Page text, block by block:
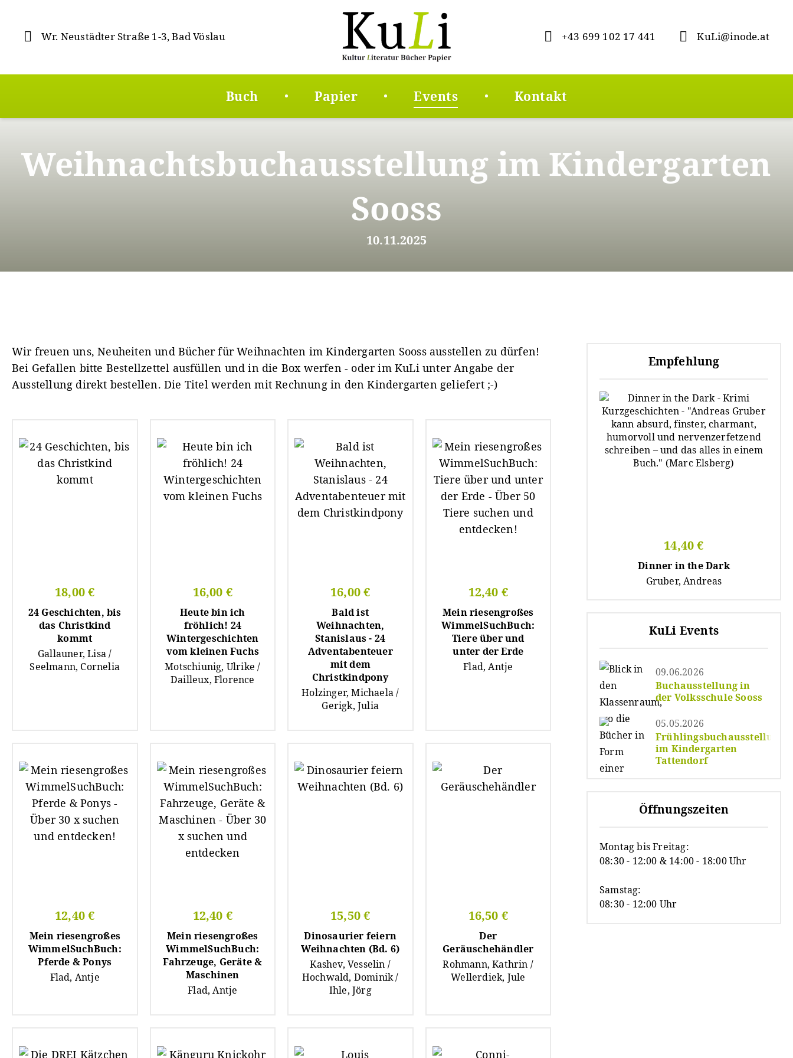
Inhalt
Wr. Neustädter Straße 1-3, Bad Vöslau KuLi@inode.at
+43 699 102 17 441
Buch Papier Events Kontakt
Weihnachtsbuchausstellung im Kindergarten
Sooss
10.11.2025
Wir freuen uns, Neuheiten und Bücher für Weihnachten im Kindergarten Sooss ausstellen zu dürfen!
Bei Gefallen bitte Bestellzettel ausfüllen und in die Box werfen - oder im KuLi unter Angabe der
Ausstellung direkt bestellen. Die Titel werden mit Rechnung in den Kindergarten geliefert ;-)
18,00 €
24 Geschichten, bis
das Christkind
kommt
Gallauner, Lisa /
Seelmann, Cornelia
16,00 €
Heute bin ich
fröhlich! 24
Wintergeschichten
vom kleinen Fuchs
Motschiunig, Ulrike /
Dailleux, Florence
16,00 €
Bald ist
Weihnachten,
Stanislaus - 24
Adventabenteuer
mit dem
Christkindpony
Holzinger, Michaela /
Gerigk, Julia
12,40 €
Mein riesengroßes
WimmelSuchBuch:
Tiere über und
unter der Erde
Flad, Antje
12,40 €
Mein riesengroßes
WimmelSuchBuch:
Pferde & Ponys
Flad, Antje
12,40 €
Mein riesengroßes
WimmelSuchBuch:
Fahrzeuge, Geräte &
Maschinen
Flad, Antje
15,50 €
Dinosaurier feiern
Weihnachten (Bd. 6)
Kashev, Vesselin /
Hochwald, Dominik /
Ihle, Jörg
16,50 €
Der
Geräuschehändler
Rohmann, Kathrin /
Wellerdiek, Jule
Empfehlung
14,40 €
Dinner in the Dark
Gruber, Andreas
KuLi Events
Buchausstellung in
der Volksschule Sooss
09.06.2026
Frühlingsbuchausstellung
im Kindergarten
Tattendorf
05.05.2026
Öffnungszeiten
Montag bis Freitag:
08:30 - 12:00 & 14:00 - 18:00 Uhr
Samstag:
08:30 - 12:00 Uhr